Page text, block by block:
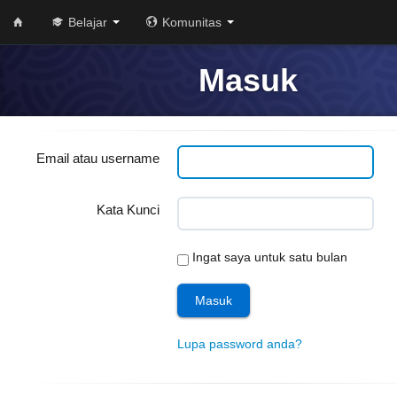
Belajar Komunitas
Masuk
Email atau username
Kata Kunci
Ingat saya untuk satu bulan
Lupa password anda?